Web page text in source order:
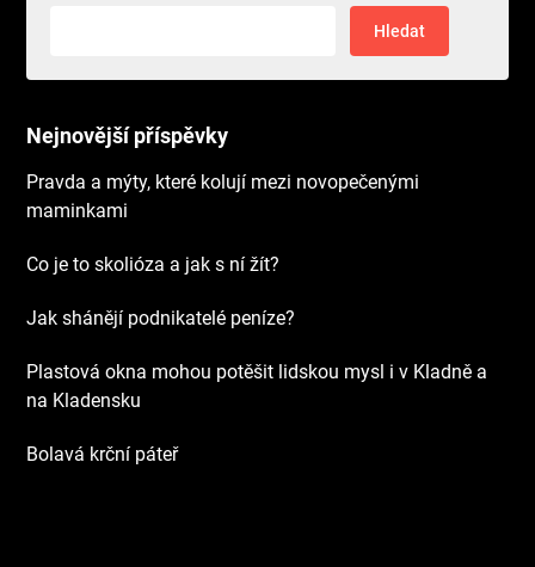
Nejnovější příspěvky
Pravda a mýty, které kolují mezi novopečenými
maminkami
Co je to skolióza a jak s ní žít?
Jak shánějí podnikatelé peníze?
Plastová okna mohou potěšit lidskou mysl i v Kladně a
na Kladensku
Bolavá krční páteř